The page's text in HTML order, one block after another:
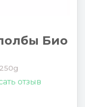
Био
отзыв